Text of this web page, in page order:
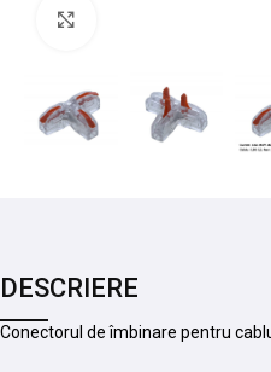
DESCRIERE
Conectorul de îmbinare pentru